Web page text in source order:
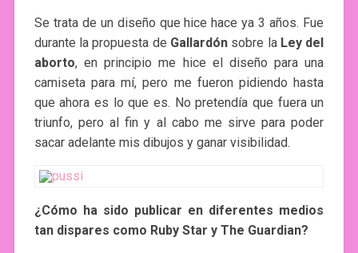
Se trata de un diseño que hice hace ya 3 años. Fue
durante la propuesta de Gallardón sobre la Ley del
aborto, en principio me hice el diseño para una
camiseta para mí, pero me fueron pidiendo hasta
que ahora es lo que es. No pretendía que fuera un
triunfo, pero al fin y al cabo me sirve para poder
sacar adelante mis dibujos y ganar visibilidad.
¿Cómo ha sido publicar en diferentes medios
tan dispares como Ruby Star y The Guardian?